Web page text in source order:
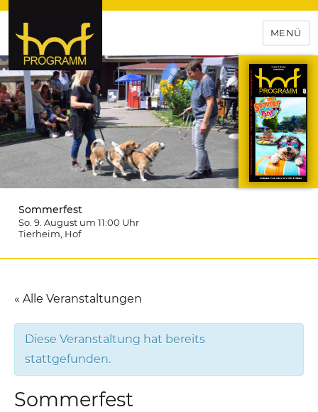
hof-programm – das
Veranstaltungsportal für
Hochfranken
MENÜ
Sommerfest
So. 9. August um 11:00 Uhr
Tierheim , Hof
« Alle Veranstaltungen
Diese Veranstaltung hat bereits
stattgefunden.
Sommerfest